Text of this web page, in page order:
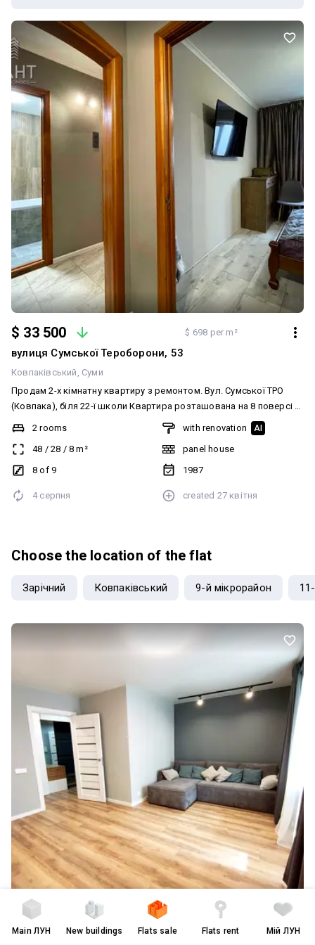
$ 33 500 $ 698 per m²
вулиця Сумської Тероборони, 53
Ковпаківський Суми
Продам 2-х кімнатну квартиру з ремонтом. Вул. Сумської ТРО
(Ковпака), біля 22-ї школи Квартира розташована на 8 поверсі 9
поверхового будинку. Не кутова. Загальна площа 48 м2. Житлова
балкон пластик, труби замінені. Встановлені лічильники. Всі
меблі та техніка залишаються. На будинок встановлений
Розглядаємо всі види продажу (готівка, сертифікат) Вартість
2 rooms
48 / 28 / 8 m²
8 of 9
with renovation AI
panel house
1987
4 серпня created 27 квітня
Choose the location of the flat
Зарічний Ковпаківський 9-й мікрорайон
$ 73 000 $ 1 000 per m²
MainЛУН New buildings Flats sale Flats rent Мій ЛУН